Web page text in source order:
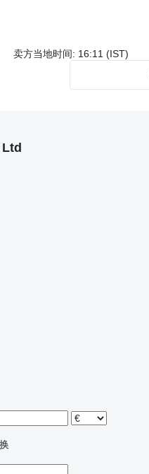
卖方当地时间: 16:11 (IST)